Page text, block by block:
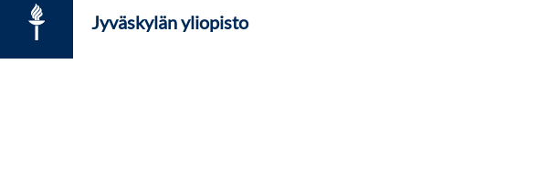
Jyväskylän yliopisto